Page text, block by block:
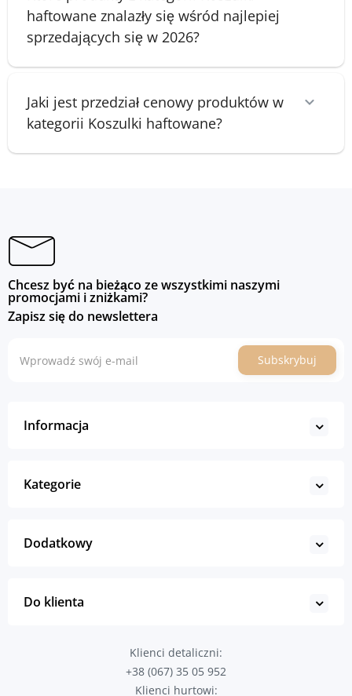
haftowane znalazły się wśród najlepiej
sprzedających się w 2026?
Jaki jest przedział cenowy produktów w
kategorii Koszulki haftowane?
Chcesz być na bieżąco ze wszystkimi naszymi
promocjami i zniżkami?
Zapisz się do newslettera
Subskrybuj
Informacja
Kategorie
Dodatkowy
Do klienta
Klienci detaliczni:
+38 (067) 35 05 952
Klienci hurtowi: